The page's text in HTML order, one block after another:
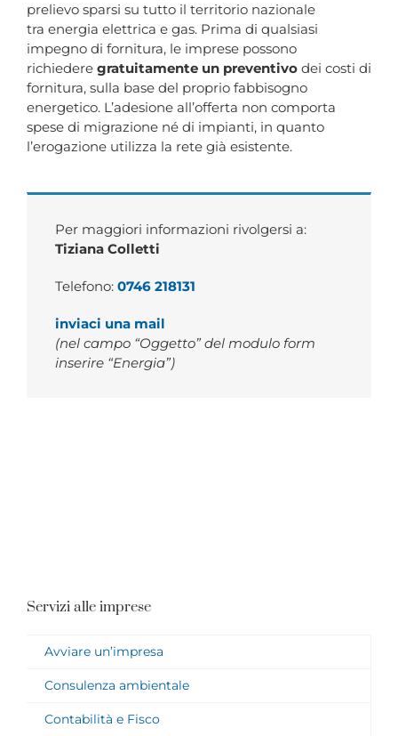
prelievo sparsi su tutto il territorio nazionale
tra energia elettrica e gas. Prima di qualsiasi
impegno di fornitura, le imprese possono
richiedere gratuitamente un preventivo dei costi di
fornitura, sulla base del proprio fabbisogno
energetico. L’adesione all’offerta non comporta
spese di migrazione né di impianti, in quanto
l’erogazione utilizza la rete già esistente.
Per maggiori informazioni rivolgersi a:
Tiziana Colletti
Telefono: 0746 218131
inviaci una mail
(nel campo “Oggetto” del modulo form
inserire “Energia”)
Servizi alle imprese
Avviare un’impresa
Consulenza ambientale
Contabilità e Fisco